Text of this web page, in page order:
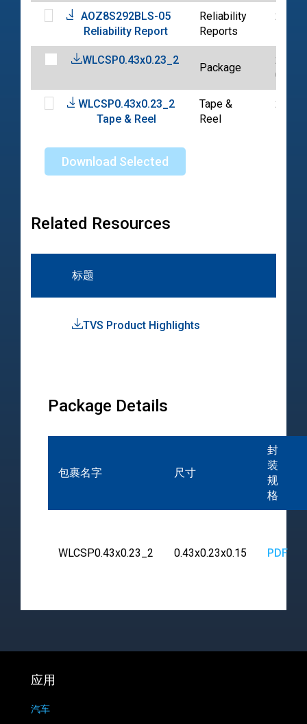
AOZ8S292BLS-05
Reliability Report
Reliability
Reports
2024-
WLCSP0.43x0.23_2
Package
2024-
08-21
WLCSP0.43x0.23_2
Tape & Reel
Tape &
Reel
2023-
Download Selected
Related Resources
标题
TVS Product Highlights
Package Details
包裹名字 尺寸
封
装
规
格
WLCSP0.43x0.23_2 0.43x0.23x0.15 PDF
应用
汽车